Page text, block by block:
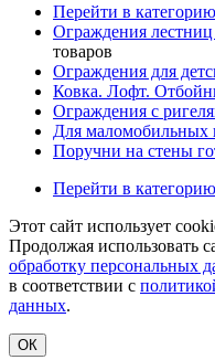
Перейти в категорию
Ограждения
товаров
Ограждения для
Ковка. Лофт.
Ограждения с
Для маломобильных
Поручни на стены
Перейти в категорию
Этот сайт использует
Продолжая использовать
обработку персональных
в соответствии с
данных.
ОК